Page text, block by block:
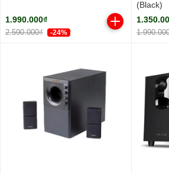
1.990.000₫
2.590.000₫ -24%
(Black)